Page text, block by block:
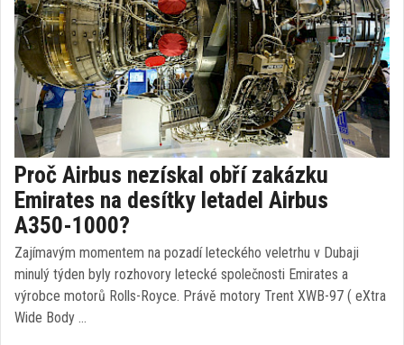
Proč Airbus nezískal obří zakázku
Emirates na desítky letadel Airbus
A350-1000?
Zajímavým momentem na pozadí leteckého veletrhu v Dubaji
minulý týden byly rozhovory letecké společnosti Emirates a
výrobce motorů Rolls-Royce. Právě motory Trent XWB-97 ( eXtra
Wide Body …